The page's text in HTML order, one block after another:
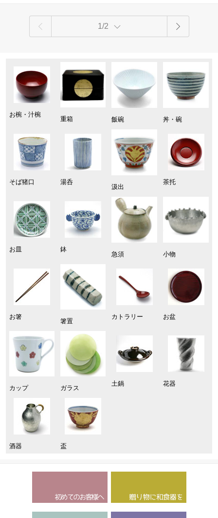
1/2
お椀・汁椀
重箱 飯碗 丼・碗
そば猪口 湯呑
汲出
茶托
お皿 鉢
急須 小物
お箸
箸置
カトラリー お盆
カップ ガラス
土鍋 花器
酒器 盃